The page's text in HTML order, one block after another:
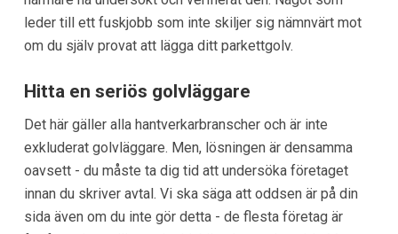
leder till ett fuskjobb som inte skiljer sig nämnvärt mot
om du själv provat att lägga ditt parkettgolv.
Hitta en seriös golvläggare
Det här gäller alla hantverkarbranscher och är inte
exkluderat golvläggare. Men, lösningen är densamma
oavsett - du måste ta dig tid att undersöka företaget
innan du skriver avtal. Vi ska säga att oddsen är på din
sida även om du inte gör detta - de flesta företag är